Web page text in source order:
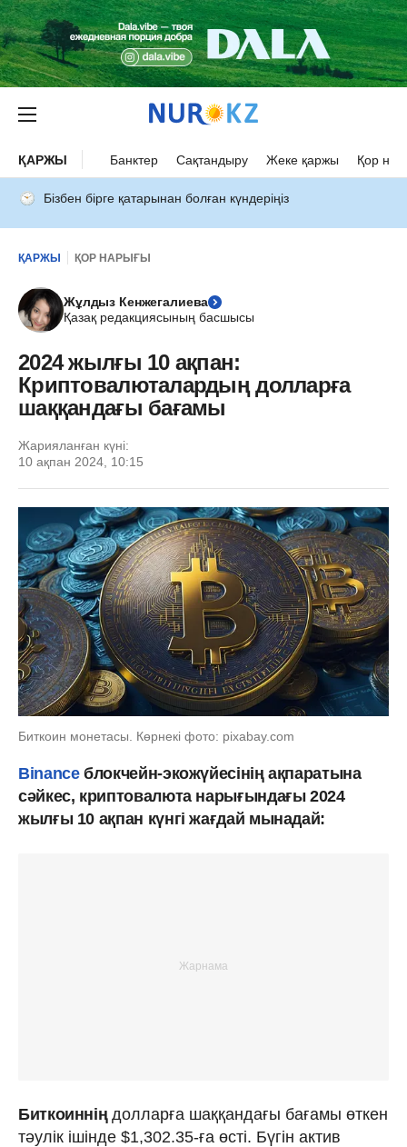
ҚАРЖЫ Банктер Сақтандыру Жеке қаржы Қор
Бізбен бірге қатарынан болған күндеріңіз
ҚАРЖЫ ҚОР НАРЫҒЫ
Жұлдыз Кенжегалиева
Қазақ редакциясының басшысы
2024 жылғы 10 ақпан:
Криптовалюталардың долларға
шаққандағы бағамы
Жарияланған күні:
10 ақпан 2024, 10:15
Биткоин монетасы. Көрнекі фото: pixabay.com
Binanceблокчейн-экожүйесінің ақпаратына
сәйкес, криптовалюта нарығындағы 2024
жылғы 10 ақпан күнгі жағдай мынадай:
Биткоинніңдолларға шаққандағы бағамы өткен
тәулік ішінде $1,302.35-ға өсті. Бүгін актив